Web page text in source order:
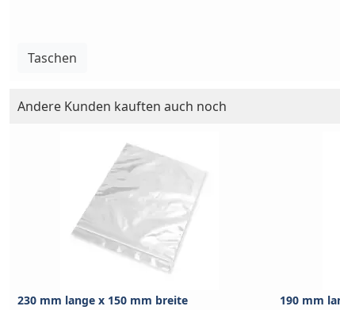
Taschen
Andere Kunden kauften auch noch
230 mm lange x 150 mm breite
190 mm